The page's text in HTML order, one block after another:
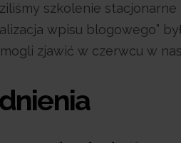
szkolenie stacjonarne
wpisu blogowego”
zjawić w czerwcu w